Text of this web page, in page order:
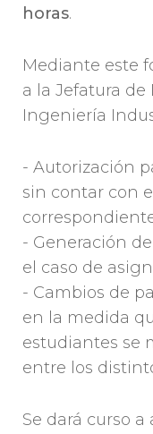
horas.
Mediante este
a la Jefatura de
Ingeniería
- Autorización
sin contar con
- Generación
el caso de
- Cambios de
en la medida
estudiantes se
entre los
Se dará curso